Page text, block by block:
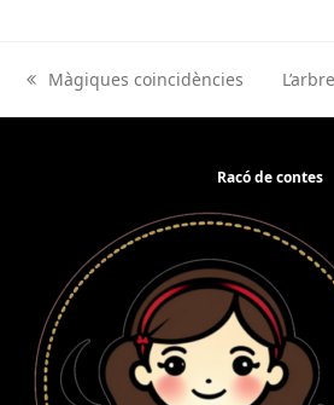
previous
post:
Màgiques coincidències
next
post:
Racó de contes